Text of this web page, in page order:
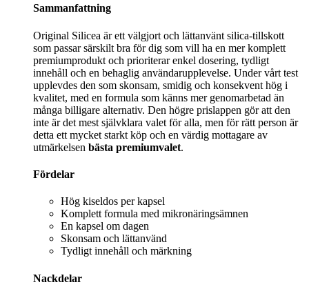
Sammanfattning
Original Silicea är ett välgjort och lättanvänt silica-tillskott
som passar särskilt bra för dig som vill ha en mer komplett
premiumprodukt och prioriterar enkel dosering, tydligt
innehåll och en behaglig användarupplevelse. Under vårt test
upplevdes den som skonsam, smidig och konsekvent hög i
kvalitet, med en formula som känns mer genomarbetad än
många billigare alternativ. Den högre prislappen gör att den
inte är det mest självklara valet för alla, men för rätt person är
detta ett mycket starkt köp och en värdig mottagare av
utmärkelsen bästa premiumvalet.
Fördelar
Hög kiseldos per kapsel
Komplett formula med mikronäringsämnen
En kapsel om dagen
Skonsam och lättanvänd
Tydligt innehåll och märkning
Nackdelar